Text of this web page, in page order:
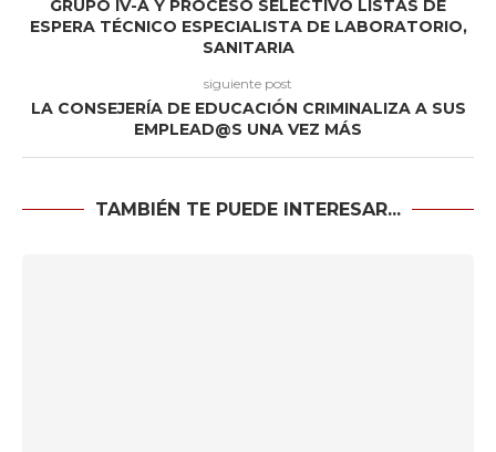
GRUPO IV-A Y PROCESO SELECTIVO LISTAS DE
ESPERA TÉCNICO ESPECIALISTA DE LABORATORIO,
SANITARIA
siguiente post
LA CONSEJERÍA DE EDUCACIÓN CRIMINALIZA A SUS
EMPLEAD@S UNA VEZ MÁS
TAMBIÉN TE PUEDE INTERESAR...